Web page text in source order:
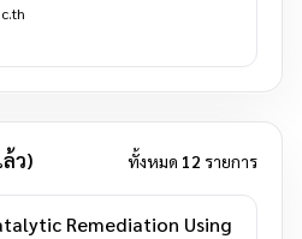
ว) ทั้งหมด 12 รายการ
Remediation Using